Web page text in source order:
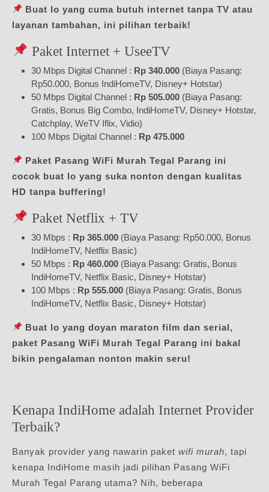
Buat lo yang cuma butuh internet tanpa TV atau
layanan tambahan, ini pilihan terbaik!
Paket Internet + UseeTV
30 Mbps Digital Channel : Rp 340.000 (Biaya Pasang:
Rp50.000, Bonus IndiHomeTV, Disney+ Hotstar)
50 Mbps Digital Channel : Rp 505.000 (Biaya Pasang:
Gratis, Bonus Big Combo, IndiHomeTV, Disney+ Hotstar,
Catchplay, WeTV Iflix, Vidio)
100 Mbps Digital Channel : Rp 475.000
Paket Pasang WiFi Murah Tegal Parang ini
cocok buat lo yang suka nonton dengan kualitas
HD tanpa buffering!
Paket Netflix + TV
30 Mbps : Rp 365.000 (Biaya Pasang: Rp50.000, Bonus
IndiHomeTV, Netflix Basic)
50 Mbps : Rp 460.000 (Biaya Pasang: Gratis, Bonus
IndiHomeTV, Netflix Basic, Disney+ Hotstar)
100 Mbps : Rp 555.000 (Biaya Pasang: Gratis, Bonus
IndiHomeTV, Netflix Basic, Disney+ Hotstar)
Buat lo yang doyan maraton film dan serial,
paket Pasang WiFi Murah Tegal Parang ini bakal
bikin pengalaman nonton makin seru!
Kenapa IndiHome adalah Internet Provider
Terbaik?
Banyak provider yang nawarin paket wifi murah, tapi
kenapa IndiHome masih jadi pilihan Pasang WiFi
Murah Tegal Parang utama? Nih, beberapa